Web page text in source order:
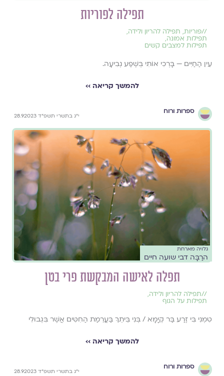
תפילה לפוריות
//פוריות, תפילה להריון ולידה,
תפילות אמונה,
תפילות למצבים קשים
עֵין הַחַיִּים — בָּרְכִי אוֹתִי בְּשֶׁפַע נְבִיעָה.
להמשך קריאה ››
ספרות ורוח
י״ג בתשרי תשפ״ד 28.9.2023
גלויה מארחת
הרַבָּה דבי שועה חיים
תפלה לאישה המבקשת פרי בטן
//תפילה להריון ולידה,
תפילות על הגוף
טִמְנִי בִּי זֶרַע בַּר קְיָמָא / בְּנִי בֵּיתֵךְ בַּעֲרֵמַת הַחִטִּים אֲשֶׁר בִּגְבוּלִי
להמשך קריאה ››
ספרות ורוח
י״ג בתשרי תשפ״ד 28.9.2023